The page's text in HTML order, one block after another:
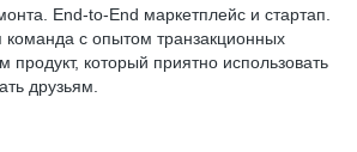
End-to-End маркетплейс и стартап.
команда с опытом транзакционных
продукт, который приятно использовать
друзьям.